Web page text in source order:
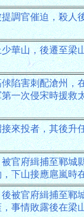
調官催迫，殺人
華山，後遷至梁
陷害刺配滄州，
一次侵宋時援救
來投者，其後升
官府緝捕至鄆城
下山接應扈嵐時
被官府緝捕至鄆
事情敗露後在梁